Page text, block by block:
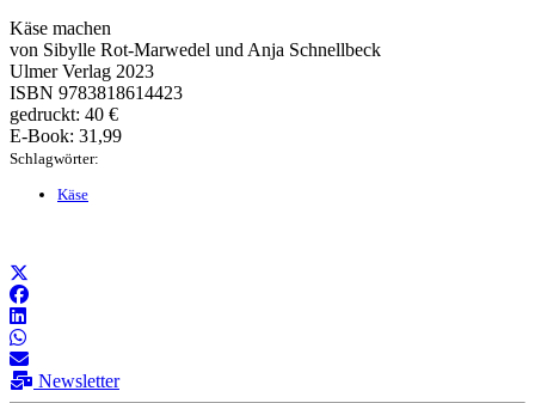
Käse machen
von Sibylle Rot-Marwedel und Anja Schnellbeck
Ulmer Verlag 2023
ISBN 9783818614423
gedruckt: 40 €
E-Book: 31,99
Schlagwörter:
Käse
Newsletter